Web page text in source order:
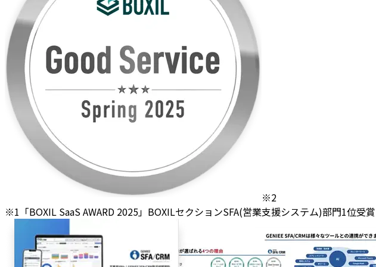
※2
※1「BOXIL SaaS AWARD 2025」BOXILセクションSFA(営業支援システム)部門1位受賞